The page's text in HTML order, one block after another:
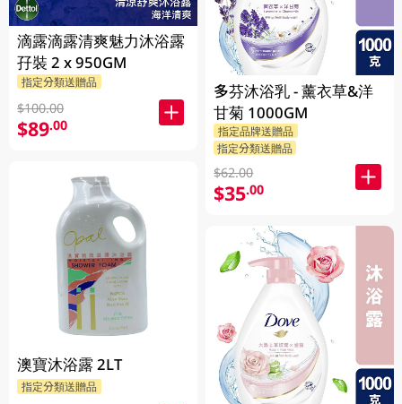
滴露滴露清爽魅力沐浴露
孖裝 2 x 950GM
指定分類送贈品
$100.00
$89.00
澳寶沐浴露 2LT
指定分類送贈品
多芬沐浴乳 - 薰衣草&洋
甘菊 1000GM
指定品牌送贈品
指定分類送贈品
$62.00
$35.00